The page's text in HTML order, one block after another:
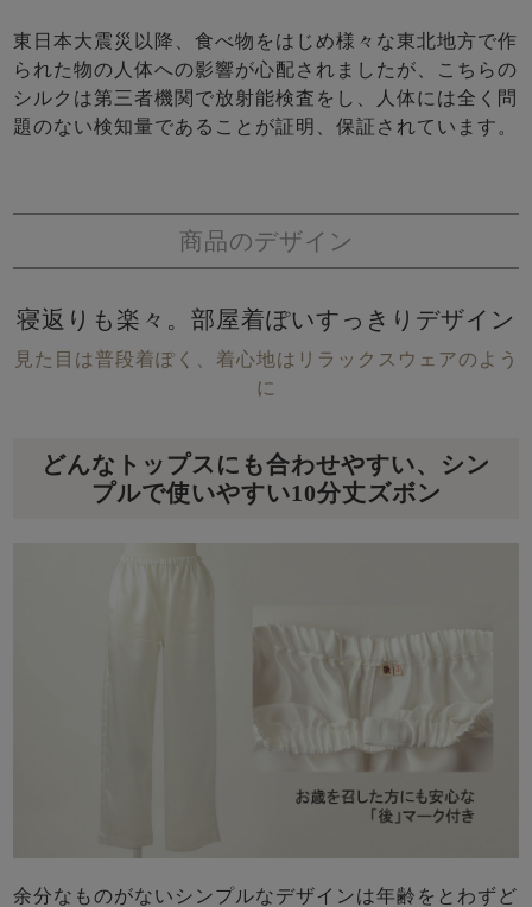
東日本大震災以降、食べ物をはじめ様々な東北地方で作
られた物の人体への影響が心配されましたが、こちらの
シルクは第三者機関で放射能検査をし、人体には全く問
題のない検知量であることが証明、保証されています。
商品のデザイン
寝返りも楽々。部屋着ぽいすっきりデザイン
見た目は普段着ぽく、着心地はリラックスウェアのよう
に
どんなトップスにも合わせやすい、シン
プルで使いやすい10分丈ズボン
余分なものがないシンプルなデザインは年齢をとわずど